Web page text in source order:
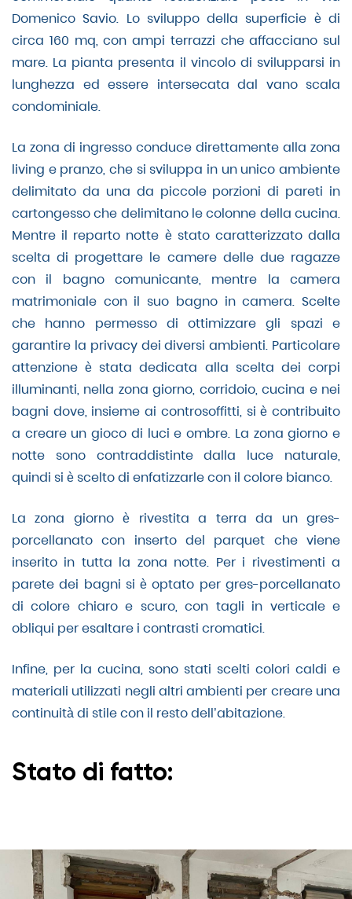
Domenico Savio. Lo sviluppo della superficie è di
circa 160 mq, con ampi terrazzi che affacciano sul
mare. La pianta presenta il vincolo di svilupparsi in
lunghezza ed essere intersecata dal vano scala
condominiale.
La zona di ingresso conduce direttamente alla zona
living e pranzo, che si sviluppa in un unico ambiente
delimitato da una da piccole porzioni di pareti in
cartongesso che delimitano le colonne della cucina.
Mentre il reparto notte è stato caratterizzato dalla
scelta di progettare le camere delle due ragazze
con il bagno comunicante, mentre la camera
matrimoniale con il suo bagno in camera. Scelte
che hanno permesso di ottimizzare gli spazi e
garantire la privacy dei diversi ambienti. Particolare
attenzione è stata dedicata alla scelta dei corpi
illuminanti, nella zona giorno, corridoio, cucina e nei
bagni dove, insieme ai controsoffitti, si è contribuito
a creare un gioco di luci e ombre. La zona giorno e
notte sono contraddistinte dalla luce naturale,
quindi si è scelto di enfatizzarle con il colore bianco.
La zona giorno è rivestita a terra da un gres-
porcellanato con inserto del parquet che viene
inserito in tutta la zona notte. Per i rivestimenti a
parete dei bagni si è optato per gres-porcellanato
di colore chiaro e scuro, con tagli in verticale e
obliqui per esaltare i contrasti cromatici.
Infine, per la cucina, sono stati scelti colori caldi e
materiali utilizzati negli altri ambienti per creare una
continuità di stile con il resto dell’abitazione.
Stato di fatto: